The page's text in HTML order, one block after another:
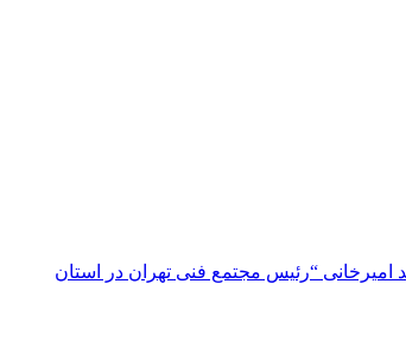
امیرخانی “رئیس مجتمع فنی تهران در استان